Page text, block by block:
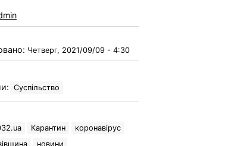
Четверг, 2021/09/09 - 4:30
Суспільство
Карантин
коронавірус
новини